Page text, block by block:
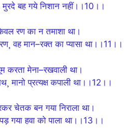
मुरदे बह गये निशान नहीं।।10।।
रण का न तमाशा था।
वह मान–रक्त का प्यासा था।।11।।
मेना–रखवाली था।
मानो प्रत्यक्ष कपाली था।।12।।
चेतक बन गया निराला था।
गया हवा को पाला था।।13।।